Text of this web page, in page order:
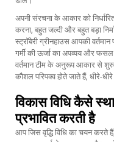
अपनी संरचना के आकार को
करना, बहुत जल्दी और बहुत बड़ा
स्ट्रॉबेरी ग्रीनहाउस आपकी
गर्मी की ऊर्जा का अपव्यय और फसल
वर्तमान टीम के अनुरूप आकार से
कौशल परिपक्व होते जाते हैं, धीरे-
विकास विधि कैसे
प्रभावित करती है
आप जिस वृद्धि विधि का चयन करते